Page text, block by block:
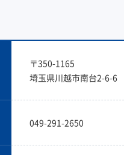
〒350-1165
埼玉県川越市南台2-6-6
049-291-2650